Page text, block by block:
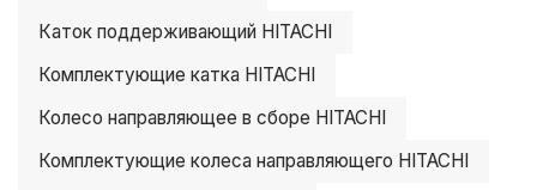
Каток поддерживающий HITACHI
Комплектующие катка HITACHI
Колесо направляющее в сборе HITACHI
Комплектующие колеса направляющего HITACHI